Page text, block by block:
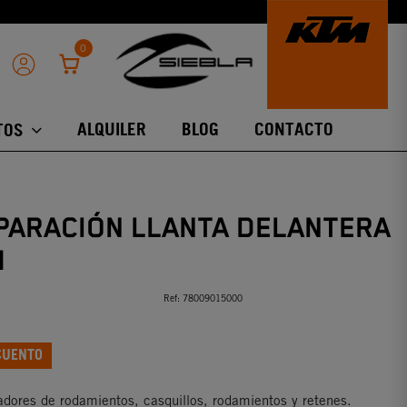
0
ALQUILER BLOG CONTACTO
LLANTA DELANTERA
Ref: 78009015000
de rodamientos, casquillos, rodamientos y retenes.